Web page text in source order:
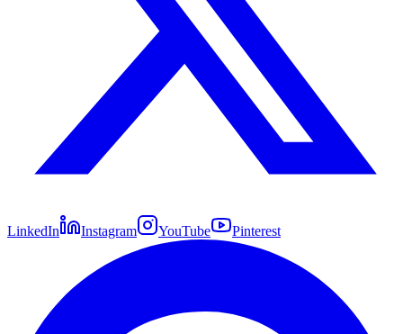
LinkedIn Instagram YouTube Pinterest